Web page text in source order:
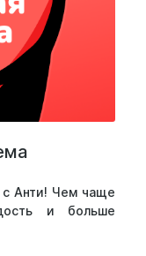
с Анти! Чем чаще
и больше